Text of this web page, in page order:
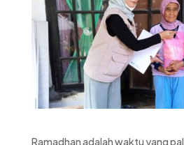
Ramadhan adalah waktu yang